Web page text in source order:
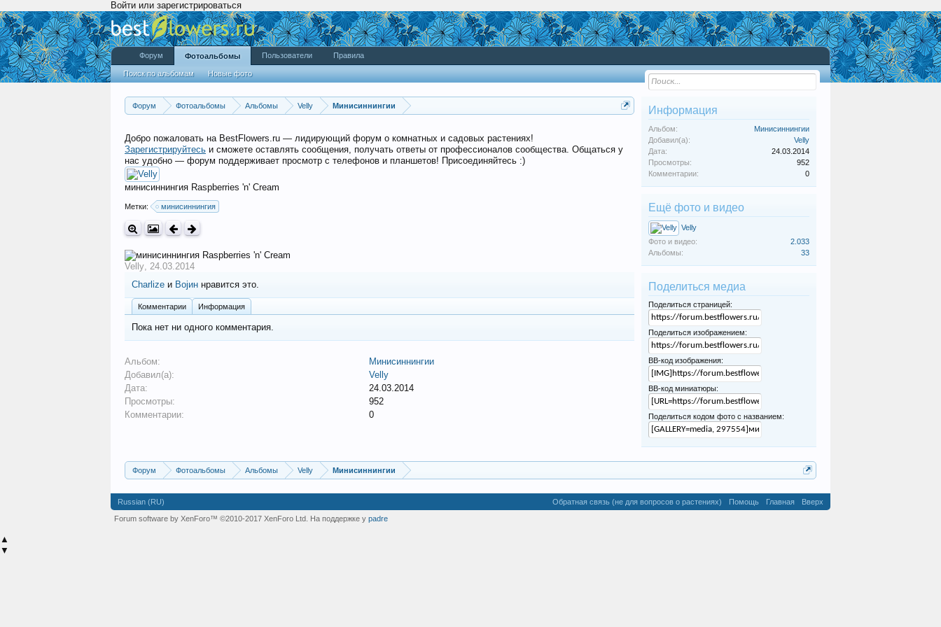
Войти или зарегистрироваться
Форум Фотоальбомы Альбомы Velly Минисиннингии
Добро пожаловать на BestFlowers.ru — лидирующий форум о комнатных и садовых растениях!
Зарегистрируйтесь и сможете оставлять сообщения, получать ответы от профессионалов сообщества. Общаться у
нас удобно — форум поддерживает просмотр с телефонов и планшетов! Присоединяйтесь :)
минисиннингия Raspberries 'n' Cream
Метки: минисиннингия
Velly, 24.03.2014
Charlize и Војин нравится это.
Комментарии Информация
Пока нет ни одного комментария.
Альбом:
Минисиннингии
Добавил(а):
Velly
Дата:
24.03.2014
Просмотры:
952
Комментарии:
0
Информация
Альбом:
Минисиннингии
Добавил(а):
Velly
Дата:
24.03.2014
Просмотры:
952
Комментарии:
0
Ещё фото и видео
Velly
Фото и видео:
2.033
Альбомы:
33
Поделиться медиа
Поделиться страницей:
Поделиться изображением:
BB-код изображения:
BB-код миниатюры:
Поделиться кодом фото с названием:
Форум Фотоальбомы Альбомы Velly Минисиннингии
Форум Фотоальбомы
Поиск по альбомам Новые фото
Пользователи Правила
Russian (RU) Обратная связь (не для вопросов о растениях) Помощь Главная
Вверх
Forum software by XenForo™ ©2010-2017 XenForo Ltd. На поддержке у padre
▲
▼